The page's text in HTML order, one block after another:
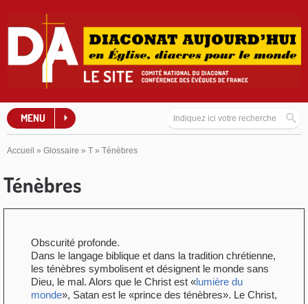
MENU
Accueil » Glossaire » T » Ténèbres
Ténèbres
Obscurité profonde.
Dans le langage biblique et dans la tradition chrétienne,
les ténèbres symbolisent et désignent le monde sans
Dieu, le mal. Alors que le Christ est «lumière du
monde», Satan est le «prince des ténèbres». Le Christ,